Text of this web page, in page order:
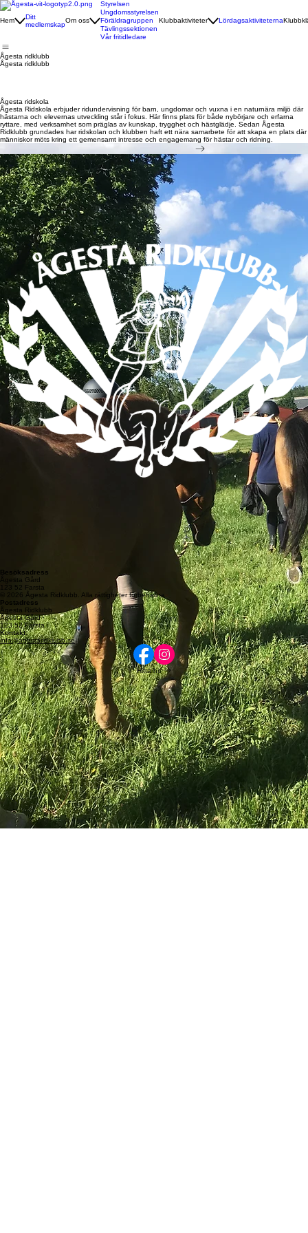
Hem
Ditt
medlemskapOm oss
Styrelsen
Ungdomsstyrelsen
Föräldragruppen
Tävlingssektionen
Vår fritidledare
Klubbaktiviteter Lördagsaktiviteterna
Ågesta ridklubb
Ågesta ridklubb
Ågesta ridskola
Ågesta Ridskola erbjuder ridundervisning för barn, ungdomar och vuxna i en naturnära miljö där
hästarna och elevernas utveckling står i fokus. Här finns plats för både nybörjare och erfarna
ryttare, med verksamhet som präglas av kunskap, trygghet och hästglädje. Sedan Ågesta
Ridklubb grundades har ridskolan och klubben haft ett nära samarbete för att skapa en plats där
människor möts kring ett gemensamt intresse och engagemang för hästar och ridning.
Till Ågesta ridskolas hemsida
Besöksadress
Ågesta Gård
123 52 Farsta
© 2026 Ågesta Ridklubb. Alla rättigheter förbehållna.
Postadress
Ågesta Ridklubb
Ågesta Gård
123 52 Farsta
Kontakt:
info@agestaridklubb.se
Hitta hit